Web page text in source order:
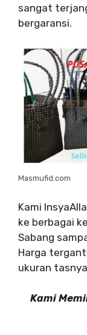
sangat
bergaransi.
Masmufid.com
Kami
ke berbagai
Sabang
Harga
ukuran
Kami